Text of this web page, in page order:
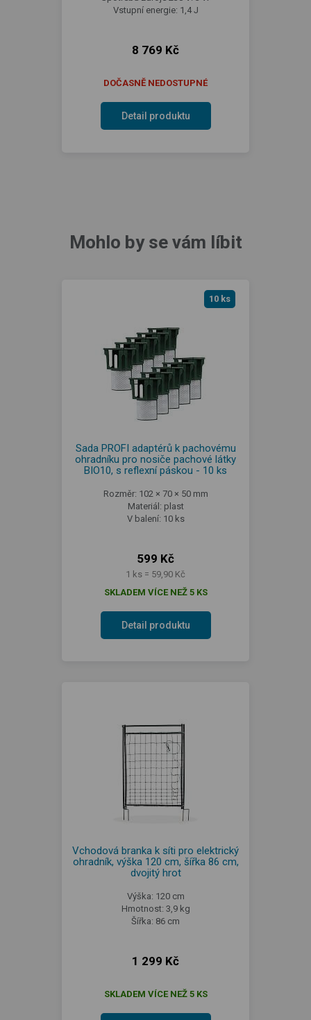
Vstupní energie: 1,4 J
8 769 Kč
DOČASNĚ NEDOSTUPNÉ
Detail produktu
Mohlo by se vám líbit
10 ks
Sada PROFI adaptérů k pachovému
ohradníku pro nosiče pachové látky
BIO10, s reflexní páskou - 10 ks
Rozměr: 102 × 70 × 50 mm
Materiál: plast
V balení: 10 ks
599 Kč
1 ks = 59,90 Kč
SKLADEM VÍCE NEŽ 5 KS
Detail produktu
Vchodová branka k síti pro elektrický
ohradník, výška 120 cm, šířka 86 cm,
dvojitý hrot
Výška: 120 cm
Hmotnost: 3,9 kg
Šířka: 86 cm
1 299 Kč
SKLADEM VÍCE NEŽ 5 KS